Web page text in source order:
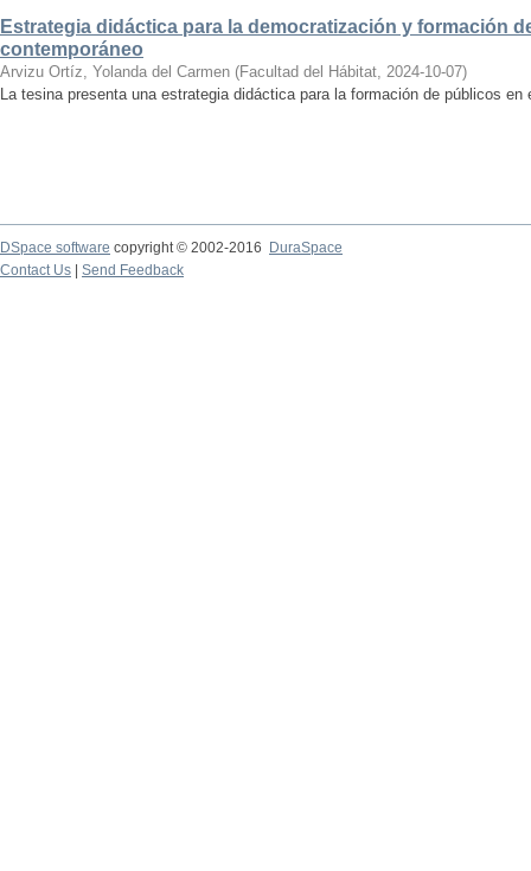
Estrategia didáctica para la democratización y formación
contemporáneo
Arvizu Ortíz, Yolanda del Carmen (Facultad del Hábitat, 2024-10-07)
La tesina presenta una estrategia didáctica para la formación de públicos en
DSpace software copyright © 2002-2016
DuraSpace
Contact Us
Send Feedback